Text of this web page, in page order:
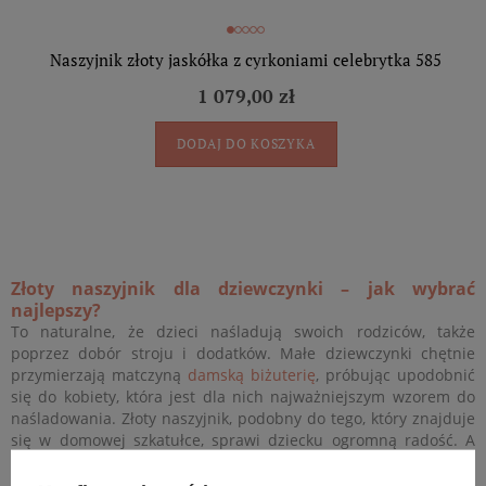
Naszyjnik złoty jaskółka z cyrkoniami celebrytka 585
1 079,00 zł
DODAJ DO KOSZYKA
Złoty naszyjnik dla dziewczynki – jak wybrać
najlepszy?
To naturalne, że dzieci naśladują swoich rodziców, także
poprzez dobór stroju i dodatków. Małe dziewczynki chętnie
przymierzają matczyną damską biżuterię, próbując upodobnić
się do kobiety, która jest dla nich najważniejszym wzorem do
naśladowania. Złoty naszyjnik, podobny do tego, który znajduje
się w domowej szkatułce, sprawi dziecku ogromną radość. A